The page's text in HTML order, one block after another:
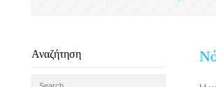
Αναζήτηση